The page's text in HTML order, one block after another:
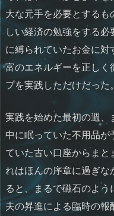
大な元手を必要とする
しい経済の勉強をする
に縛られていたお金に対
富のエネルギーを正しく
プを実践しただけだった。
実践を始めた最初の週
中に眠っていた不用品
ていた古い口座からま
れはほんの序章に過ぎな
ると、まるで磁石のよう
夫の昇進による臨時の